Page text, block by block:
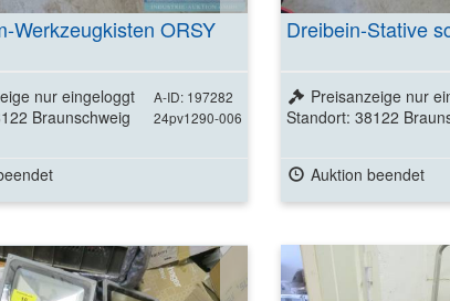
Werkzeugkisten ORSY
A-ID: 197282
24pv1290-006
nur eingeloggt
Braunschweig
Dreibein-Stative
Preisanzeige nur
Standort: 38122
Auktion beendet